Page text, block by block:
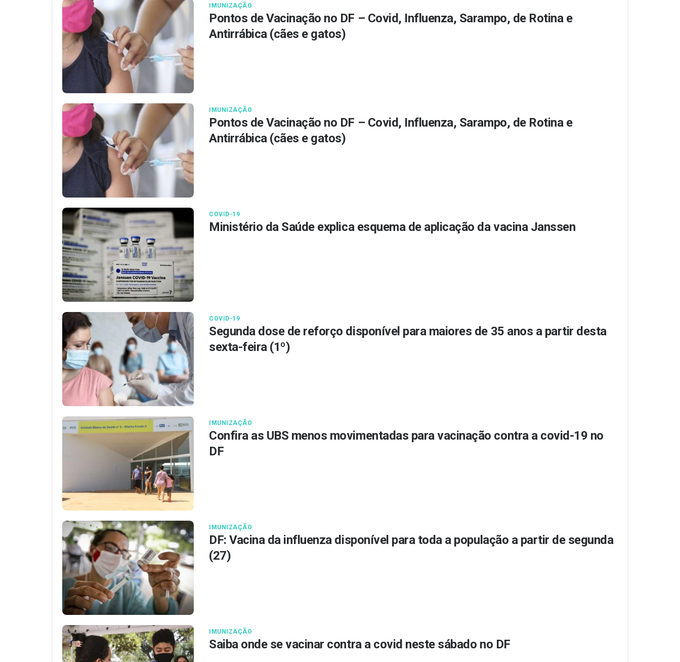
IMUNIZAÇÃO
Pontos de Vacinação no DF – Covid, Influenza, Sarampo, de Rotina e
Antirrábica (cães e gatos)
IMUNIZAÇÃO
Pontos de Vacinação no DF – Covid, Influenza, Sarampo, de Rotina e
Antirrábica (cães e gatos)
COVID-19
Ministério da Saúde explica esquema de aplicação da vacina Janssen
COVID-19
Segunda dose de reforço disponível para maiores de 35 anos a partir desta
sexta-feira (1º)
IMUNIZAÇÃO
Confira as UBS menos movimentadas para vacinação contra a covid-19 no
DF
IMUNIZAÇÃO
DF: Vacina da influenza disponível para toda a população a partir de segunda
(27)
IMUNIZAÇÃO
Saiba onde se vacinar contra a covid neste sábado no DF